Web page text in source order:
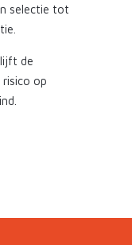
selectie tot
de
op